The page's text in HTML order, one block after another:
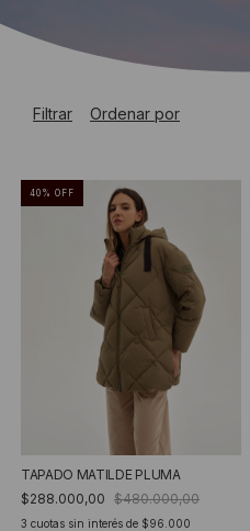
Filtrar Ordenar por
40 % OFF
TAPADO MATILDE PLUMA
$288.000,00 $480.000,00
3 cuotas sin interés de $96.000